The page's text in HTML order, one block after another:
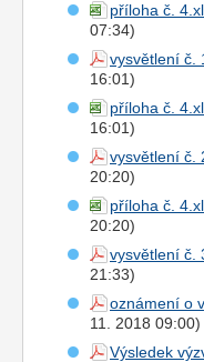
příloha č.
07:34)
vysvětlení č.
16:01)
příloha č.
16:01)
vysvětlení č.
20:20)
příloha č.
20:20)
vysvětlení č.
21:33)
oznámení o
11. 2018 09:00)
Výsledek